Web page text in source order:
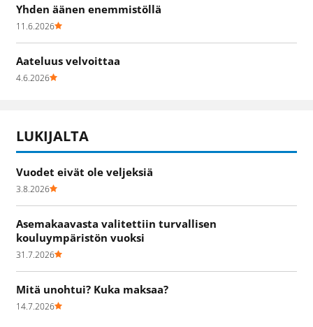
Yhden äänen enemmistöllä
11.6.2026
Aateluus velvoittaa
4.6.2026
LUKIJALTA
Vuodet eivät ole veljeksiä
3.8.2026
Asemakaavasta valitettiin turvallisen
kouluympäristön vuoksi
31.7.2026
Mitä unohtui? Kuka maksaa?
14.7.2026